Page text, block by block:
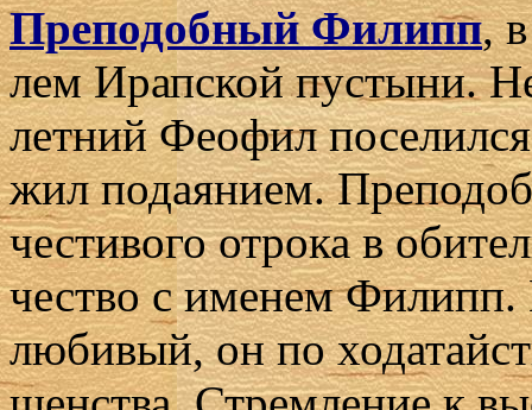
Пре­по­доб­ный Филипп,
лем Ирап­ской пу­сты­ни.
лет­ний Фе­о­фил
жил по­да­я­ни­ем.
че­сти­во­го от­ро­ка в
че­ство с име­нем
лю­би­вый, он по